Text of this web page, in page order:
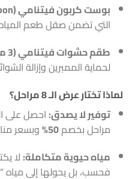
بوست كربون فيتنامي (Post Carbon):
التي تضمن صقل طعم المياه
طقم حشوات فيتنامي (3 مراحل):
لحماية الممبرين وإزالة
لماذا تختار عرض الـ 8 مراحل؟
توفير لا يصدق:
مراحل بخصم50% وبسعر
مياه حيوية متكاملة: لا
فحسب، بل يحولها إلى مياه